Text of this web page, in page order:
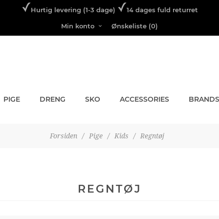
Hurtig levering (1-3 dage) 14 dages fuld returret
Min konto Ønskeliste (0)
PIGE DRENG SKO ACCESSORIES BRANDS
Forsiden / Pige / Kids / Regntøj
REGNTØJ